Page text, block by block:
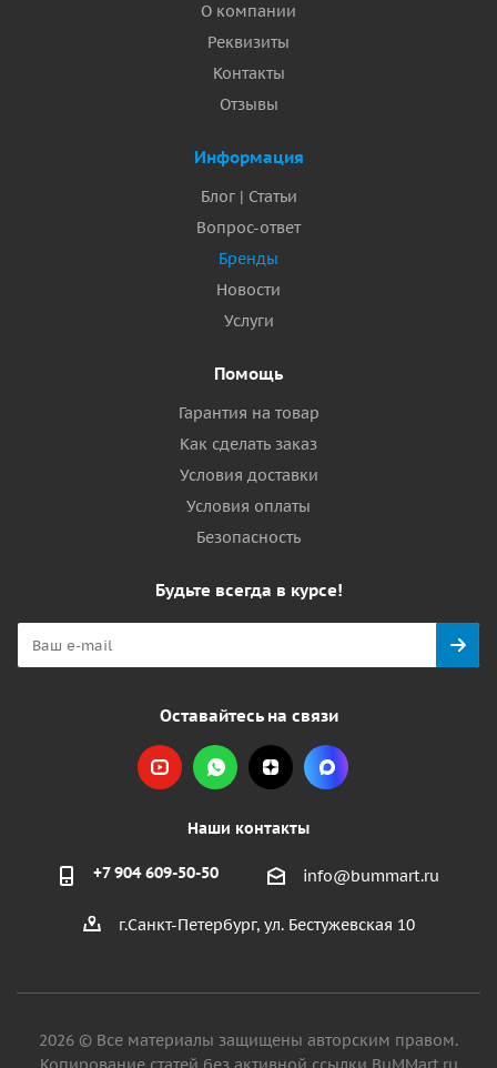
О компании
Реквизиты
Контакты
Отзывы
Информация
Блог | Статьи
Вопрос-ответ
Бренды
Новости
Услуги
Помощь
Гарантия на товар
Как сделать заказ
Условия доставки
Условия оплаты
Безопасность
Будьте всегда в курсе!
Оставайтесь на связи
Наши контакты
+7 904 609-50-50 info@bummart.ru
г.Санкт-Петербург, ул. Бестужевская 10
2026 © Все материалы защищены авторским правом.